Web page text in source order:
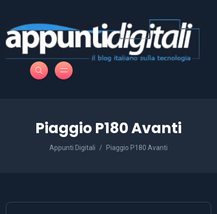
Piaggio P180 Avanti
Appunti Digitali Piaggio P180 Avanti